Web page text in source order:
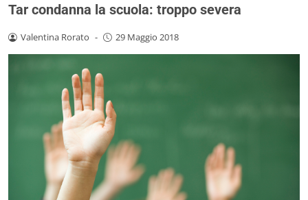
Tar condanna la scuola: troppo severa
Valentina Rorato - 29 Maggio 2018